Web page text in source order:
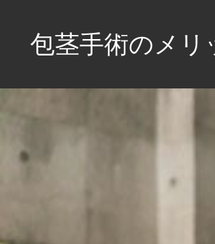
ツ
包茎手術のメ
信